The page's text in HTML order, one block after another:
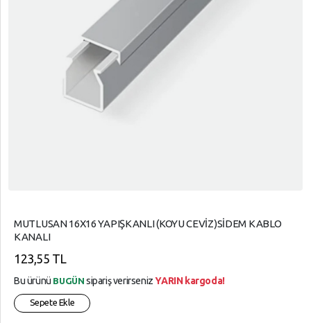
MUTLUSAN 16X16 YAPIŞKANLI (KOYU CEVİZ)SİDEM KABLO
KANALI
123,55 TL
Bu ürünü BUGÜN sipariş verirsenizYARIN kargoda!
Sepete Ekle